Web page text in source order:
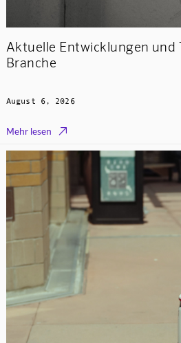
Aktuelle Entwicklungen und
Branche
August 6, 2026
Mehr lesen 